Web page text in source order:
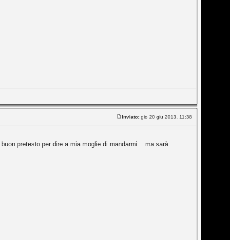
Inviato: gio 20 giu 2013, 11:38
buon pretesto per dire a mia moglie di mandarmi... ma sarà